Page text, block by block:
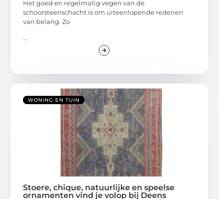
Het goed en regelmatig vegen van de
schoorsteenschacht is om uiteenlopende redenen
van belang. Zo
...
WONING EN TUIN
Stoere, chique, natuurlijke en speelse
ornamenten vind je volop bij Deens